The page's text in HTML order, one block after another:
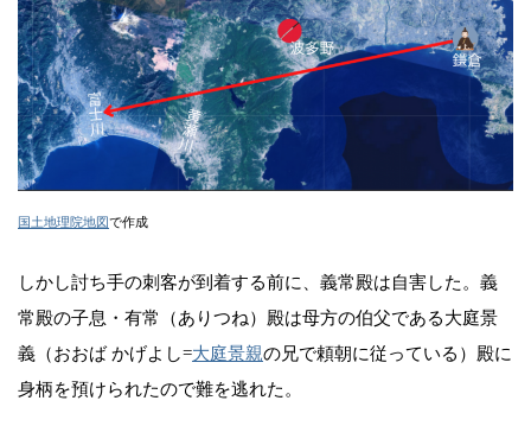
国土地理院地図で作成
しかし討ち手の刺客が到着する前に、義常殿は自害した。義
常殿の子息・有常（ありつね）殿は母方の伯父である大庭景
義（おおば かげよし=大庭景親の兄で頼朝に従っている）殿に
身柄を預けられたので難を逃れた。